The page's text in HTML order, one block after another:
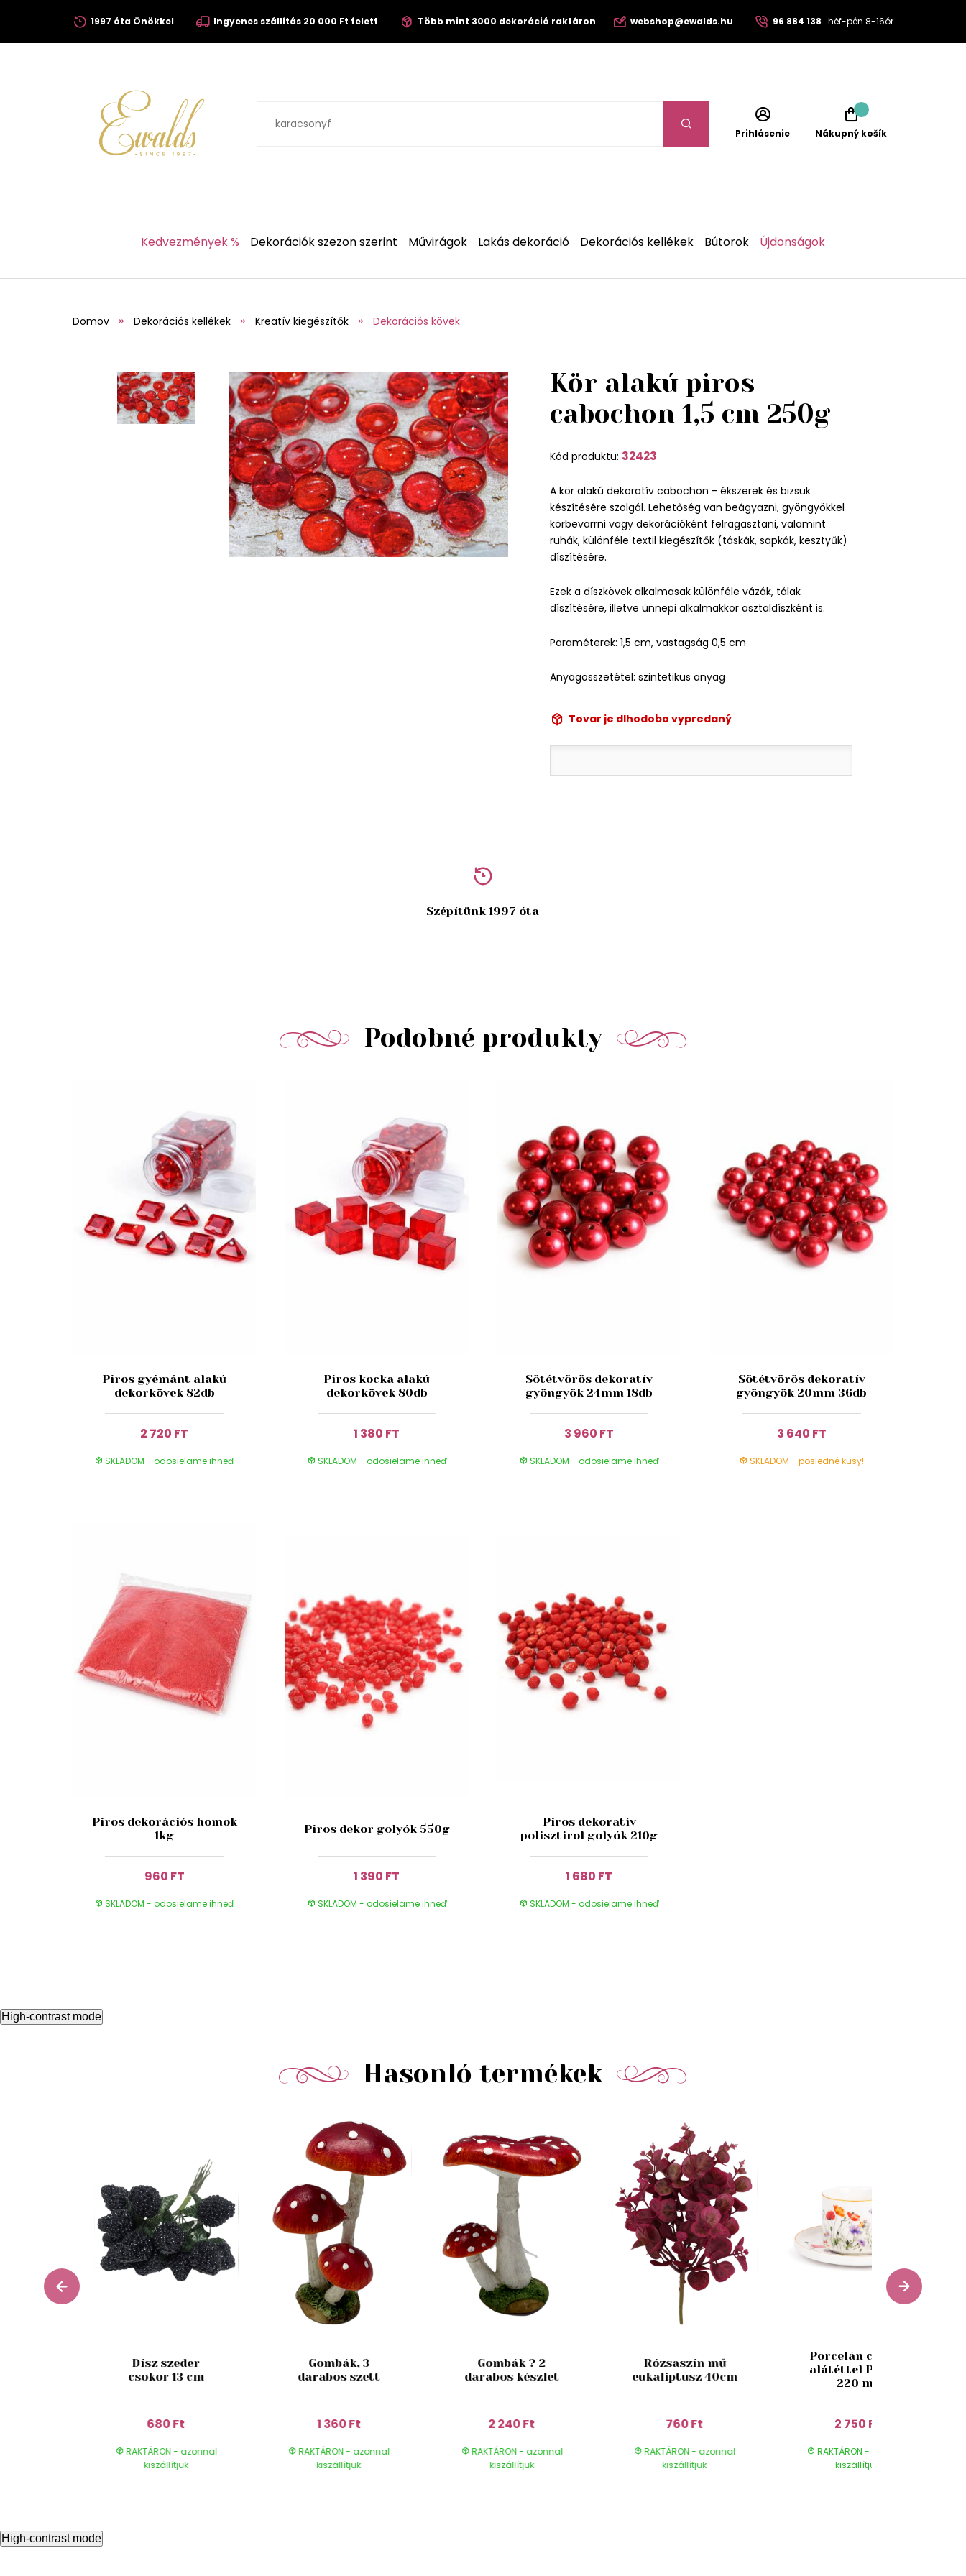
1997 óta Önökkel Ingyenes szállítás 20 000 Ft felett Több mint 3000 dekoráció raktáron webshop@ewalds.hu 96 884 138 héf-pén 8-16ór
Prihlásenie Nákupný košík
Kedvezmények % Dekorációk szezon szerint Művirágok Lakás dekoráció Dekorációs kellékek Bútorok Újdonságok
Domov Dekorációs kellékek Kreatív kiegészítők Dekorációs kövek
Kör alakú piros
cabochon 1,5 cm 250g
Kód produktu: 32423
A kör alakú dekoratív cabochon - ékszerek és bizsuk
készítésére szolgál. Lehetőség van beágyazni, gyöngyökkel
körbevarrni vagy dekorációként felragasztani, valamint
ruhák, különféle textil kiegészítők (táskák, sapkák, kesztyűk)
díszítésére.
Ezek a díszkövek alkalmasak különféle vázák, tálak
díszítésére, illetve ünnepi alkalmakkor asztaldíszként is.
Paraméterek: 1,5 cm, vastagság 0,5 cm
Anyagösszetétel: szintetikus anyag
Tovar je dlhodobo vypredaný
Szépítünk 1997 óta
Podobné produkty
Piros gyémánt alakú
dekorkövek 82db
2 720 FT
SKLADOM - odosielame ihneď
Piros kocka alakú
dekorkövek 80db
1 380 FT
SKLADOM - odosielame ihneď
Sötétvörös dekoratív
gyöngyök 24mm 18db
3 960 FT
SKLADOM - odosielame ihneď
Sötétvörös dekoratív
gyöngyök 20mm 36db
3 640 FT
SKLADOM - posledné kusy!
Piros dekorációs homok
1kg
960 FT
SKLADOM - odosielame ihneď
Piros dekor golyók 550g
1 390 FT
SKLADOM - odosielame ihneď
Piros dekoratív
polisztirol golyók 210g
1 680 FT
SKLADOM - odosielame ihneď
High-contrast mode
Hasonló termékek
Dísz szeder
csokor 13 cm
680 Ft
RAKTÁRON - azonnal
kiszállítjuk
Gombák, 3
darabos szett
1 360 Ft
RAKTÁRON - azonnal
kiszállítjuk
Gombák ? 2
darabos készlet
2 240 Ft
RAKTÁRON - azonnal
kiszállítjuk
Rózsaszín mű
eukaliptusz 40cm
760 Ft
RAKTÁRON - azonnal
kiszállítjuk
Porcelán csésze
alátéttel Pipacs
220 ml
2 750 Ft
RAKTÁRON - azonnal
kiszállítjuk
High-contrast mode